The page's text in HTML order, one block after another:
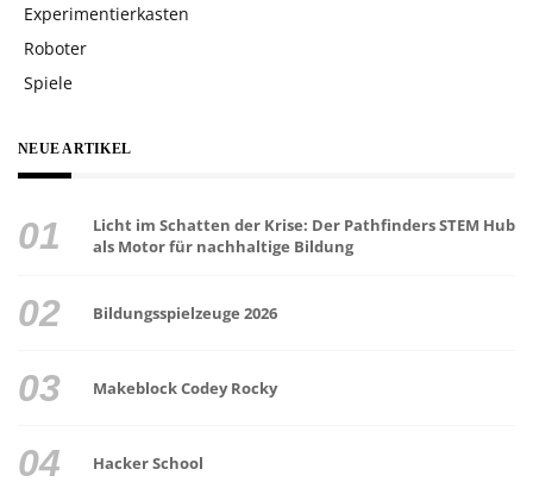
Experimentierkasten
Roboter
Spiele
NEUE ARTIKEL
Licht im Schatten der Krise: Der Pathfinders STEM Hub
als Motor für nachhaltige Bildung
Bildungsspielzeuge 2026
Makeblock Codey Rocky
Hacker School